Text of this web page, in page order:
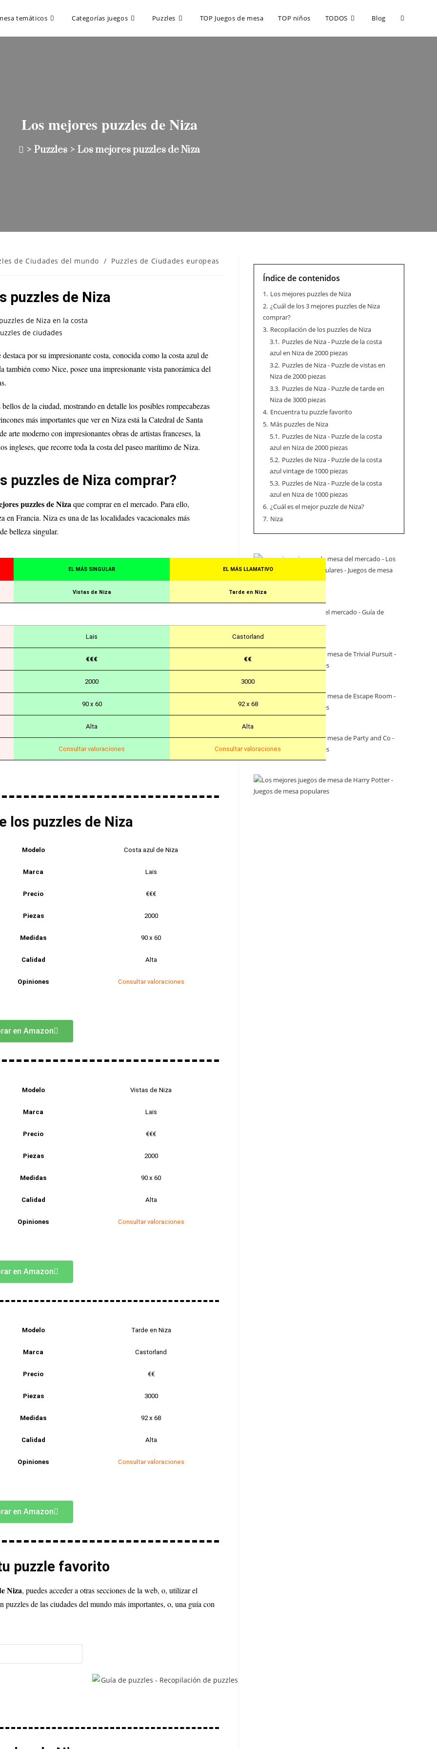
temáticos Categorías juegos Puzzles TOP Juegos de mesa TOP niños TODOS Blog
Los mejores puzzles de Niza
> Puzzles > Los mejores puzzles de Niza
de Ciudades del mundo / Puzzles de Ciudades europeas
puzzles de Niza
por su impresionante costa, conocida como la costa azul de
como Nice, posee una impresionante vista panorámica del
de la ciudad, mostrando en detalle los posibles rompecabezas
más importantes que ver en Niza está la Catedral de Santa
arte moderno con impresionantes obras de artistas franceses, la
ingleses, que recorre toda la costa del paseo marítimo de Niza.
puzzles de Niza comprar?
puzzles de Nizaque comprar en el mercado. Para ello,
en Francia. Niza es una de las localidades vacacionales más
belleza singular.
EL MÁS SINGULAR EL MÁS LLAMATIVO
Vistas de Niza Tarde en Niza
Lais Castorland
€€€ €€
2000 3000
90 x 60 92 x 68
Alta Alta
Consultar valoraciones Consultar valoraciones
los puzzles de Niza
Modelo Costa azul de Niza
Marca Lais
Precio €€€
Piezas 2000
Medidas 90 x 60
Calidad Alta
Opiniones Consultar valoraciones
en Amazon
Modelo Vistas de Niza
Marca Lais
Precio €€€
Piezas 2000
Medidas 90 x 60
Calidad Alta
Opiniones Consultar valoraciones
en Amazon
Modelo Tarde en Niza
Marca Castorland
Precio €€
Piezas 3000
Medidas 92 x 68
Calidad Alta
Opiniones Consultar valoraciones
en Amazon
puzzle favorito
Niza, puedes acceder a otras secciones de la web, o, utilizar el
de las ciudades del mundo más importantes, o, una guía con
Índice de contenidos
1. Los mejores puzzles de Niza
2. ¿Cuál de los 3 mejores puzzles de Niza
comprar?
3. Recopilación de los puzzles de Niza
3.1. Puzzles de Niza - Puzzle de la costa
azul en Niza de 2000 piezas
3.2. Puzzles de Niza - Puzzle de vistas en
Niza de 2000 piezas
3.3. Puzzles de Niza - Puzzle de tarde en
Niza de 3000 piezas
4. Encuentra tu puzzle favorito
5. Más puzzles de Niza
5.1. Puzzles de Niza - Puzzle de la costa
azul en Niza de 2000 piezas
5.2. Puzzles de Niza - Puzzle de la costa
azul vintage de 1000 piezas
5.3. Puzzles de Niza - Puzzle de la costa
azul en Niza de 1000 piezas
6. ¿Cuál es el mejor puzzle de Niza?
7. Niza